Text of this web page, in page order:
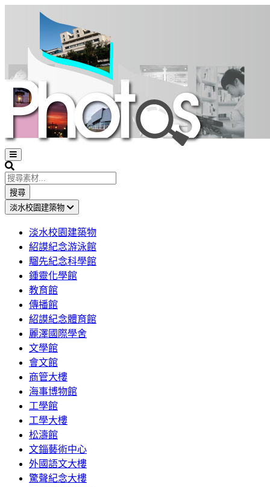
Open
sidebar
Search
搜尋
淡水校園建築物
淡水校園建築物
紹謨紀念游泳館
騮先紀念科學館
鍾靈化學館
教育館
傳播館
紹謨紀念體育館
麗澤國際學舍
文學館
會文館
商管大樓
海事博物館
工學館
工學大樓
松濤館
文錙藝術中心
外國語文大樓
驚聲紀念大樓